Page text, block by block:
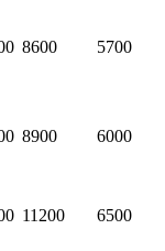
8600 5700
8900 6000
11200 6500